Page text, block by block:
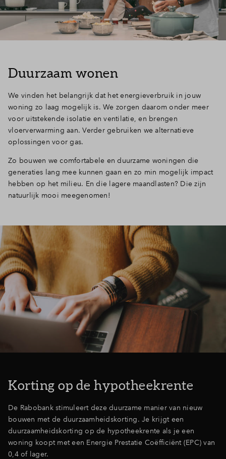
Duurzaam wonen
We vinden het belangrijk dat het energieverbruik in jouw
woning zo laag mogelijk is. We zorgen daarom onder meer
voor uitstekende isolatie en ventilatie, en brengen
vloerverwarming aan. Verder gebruiken we alternatieve
oplossingen voor gas.
Zo bouwen we comfortabele en duurzame woningen die
generaties lang mee kunnen gaan en zo min mogelijk impact
hebben op het milieu. En die lagere maandlasten? Die zijn
natuurlijk mooi meegenomen!
Korting op de hypotheekrente
De Rabobank stimuleert deze duurzame manier van nieuw
bouwen met de duurzaamheidskorting. Je krijgt een
duurzaamheidskorting op de hypotheekrente als je een
woning koopt met een Energie Prestatie Coëfficiënt (EPC) van
0,4 of lager.